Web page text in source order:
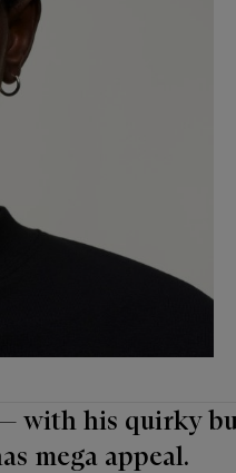
with his quirky
mega appeal.